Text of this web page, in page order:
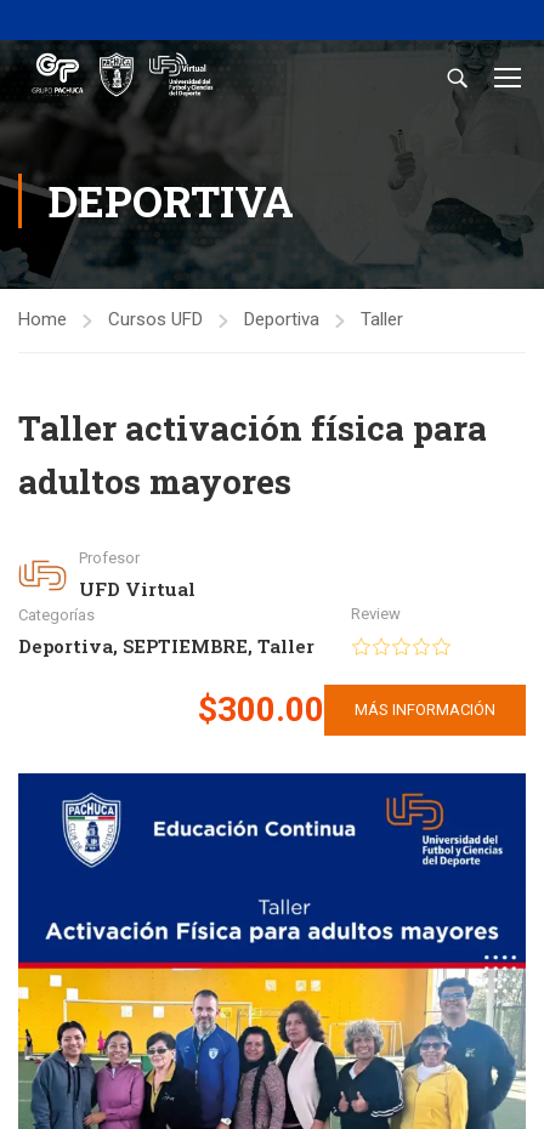
DEPORTIVA
Home Cursos UFD Deportiva Taller
Taller activación física para
adultos mayores
Profesor
UFD Virtual
Categorías
Deportiva, SEPTIEMBRE, Taller
Review
$300.00 MÁS INFORMACIÓN